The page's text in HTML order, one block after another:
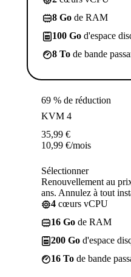
8 Go de RAM
100 Go d'espace
8 To de bande
69 % de réduction
KVM 4
35,99 €
10,99 €/mois
Sélectionner
Renouvellement au
ans. Annulez à tout
4 cœurs vCPU
16 Go de RAM
200 Go d'espace
16 To de bande